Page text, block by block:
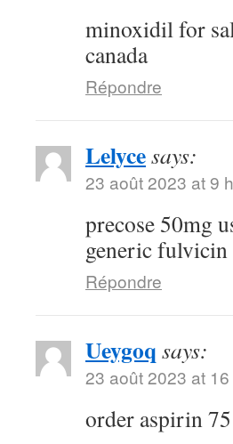
minoxidil for
canada
Répondre
Lelycesays:
23 août 2023 at 9
precose 50mg
generic fulvicin
Répondre
Ueygoq says:
23 août 2023 at
order aspirin